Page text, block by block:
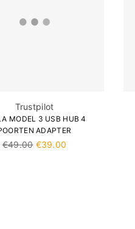
Trustpilot
MODEL 3 USB HUB 4
ADAPTER
Normale
€49.00 €39.00